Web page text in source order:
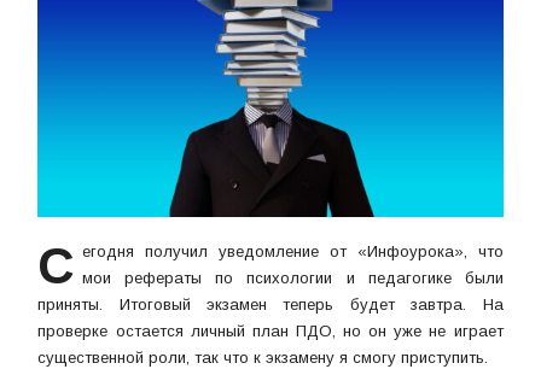
С егодня получил уведомление от «Инфоурока», что
мои рефераты по психологии и педагогике были
приняты. Итоговый экзамен теперь будет завтра. На
проверке остается личный план ПДО, но он уже не играет
существенной роли, так что к экзамену я смогу приступить.